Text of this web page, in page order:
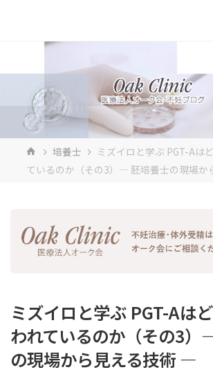
キ
ホ
ー
培養士
ミズイロと学ぶ PGT-Aは
ているのか（その3）― 胚培養士の現場
ミズイロと学ぶ PGT-Aは
われているのか（その3）
の現場から見える技術 ―